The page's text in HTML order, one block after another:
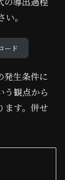
。
ード
発生条件に
う観点から
ます。併せ